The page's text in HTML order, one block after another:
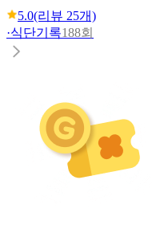
5.0(리뷰 25개)
·식단기록188회